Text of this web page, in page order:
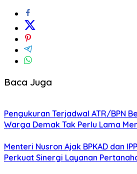
Baca Juga
Pengukuran Terjadwal ATR/BPN
Warga Demak Tak Perlu Lama
Menteri Nusron Ajak BPKAD dan
Perkuat Sinergi Layanan